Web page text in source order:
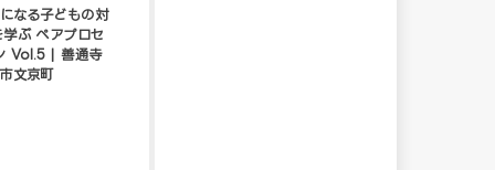
なる子どもの対
学ぶ ペアプロセ
Vol.5 | 善通寺
市文京町